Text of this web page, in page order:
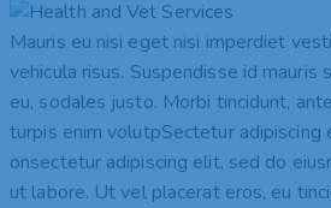
Mauris eu nisi eget nisi imperdiet
vehicula risus. Suspendisse id
eu, sodales justo. Morbi tincidunt,
turpis enim volutpSectetur adipiscing
onsectetur adipiscing elit, sed do
ut labore. Ut vel placerat eros, eu